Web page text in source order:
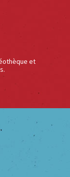
et